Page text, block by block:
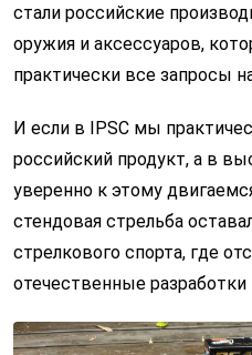
стали российские
оружия и аксессуаров,
практически все запросы
И если в IPSC мы
российский продукт, а в
уверенно к этому
стендовая стрельба
стрелкового спорта, где
отечественные разработки